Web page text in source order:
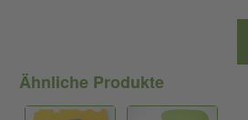
Ähnliche Produkte